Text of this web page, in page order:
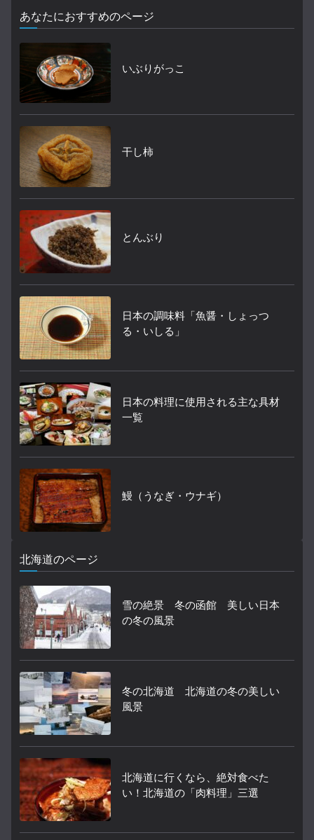
あなたにおすすめのページ
いぶりがっこ
干し柿
とんぶり
日本の調味料「魚醤・しょっつ
る・いしる」
日本の料理に使用される主な具材
一覧
鰻（うなぎ・ウナギ）
北海道のページ
雪の絶景 冬の函館 美しい日本
の冬の風景
冬の北海道 北海道の冬の美しい
風景
北海道に行くなら、絶対食べた
い！北海道の「肉料理」三選